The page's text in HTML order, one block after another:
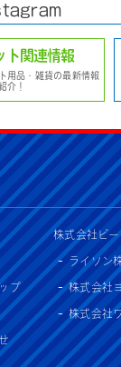
ト関連情報
用品・雑貨の最新情報
介！
プ
株式会社ピ
ライソン
株式会社
株式会社